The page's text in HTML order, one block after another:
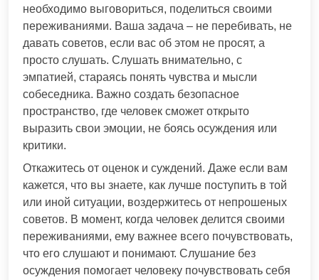
необходимо выговориться, поделиться своими
переживаниями. Ваша задача – не перебивать, не
давать советов, если вас об этом не просят, а
просто слушать. Слушать внимательно, с
эмпатией, стараясь понять чувства и мысли
собеседника. Важно создать безопасное
пространство, где человек сможет открыто
выразить свои эмоции, не боясь осуждения или
критики.
Откажитесь от оценок и суждений. Даже если вам
кажется, что вы знаете, как лучше поступить в той
или иной ситуации, воздержитесь от непрошеных
советов. В момент, когда человек делится своими
переживаниями, ему важнее всего почувствовать,
что его слушают и понимают. Слушание без
осуждения помогает человеку почувствовать себя